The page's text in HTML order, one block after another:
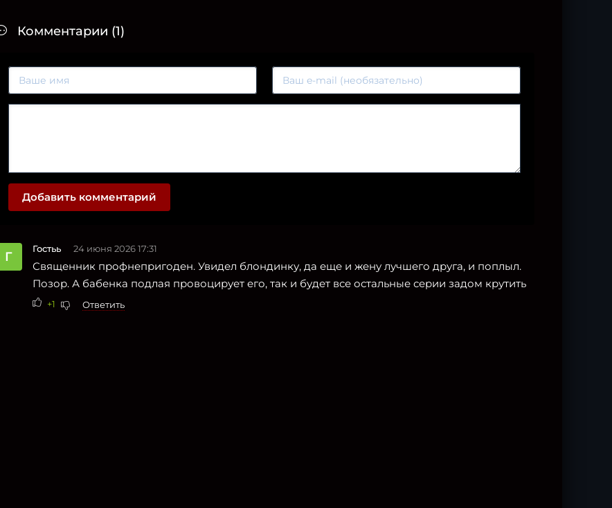
Комментарии (1)
Добавить комментарий
Г
Гостьь 24 июня 2026 17:31
Священник профнепригоден. Увидел блондинку, да еще и жену лучшего друга, и поплыл.
Позор. А бабенка подлая провоцирует его, так и будет все остальные серии задом крутить
+1 Ответить